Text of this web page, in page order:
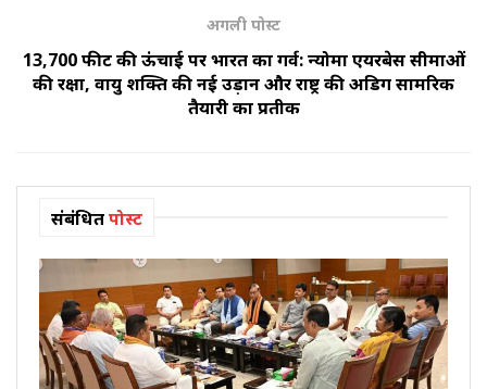
अगली पोस्ट
13,700 फीट की ऊंचाई पर भारत का गर्व: न्योमा एयरबेस सीमाओं
की रक्षा, वायु शक्ति की नई उड़ान और राष्ट्र की अडिग सामरिक
तैयारी का प्रतीक
संबंधितपोस्ट